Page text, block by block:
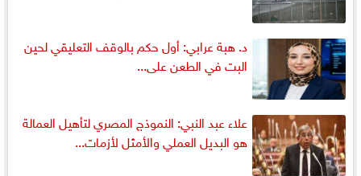
د. هبة عرابي: أول حكم بالوقف التعليقي لحين
البت في الطعن على...
علاء عبد النبي: النموذج المصري لتأهيل العمالة
هو البديل العملي والأمثل لأزمات...